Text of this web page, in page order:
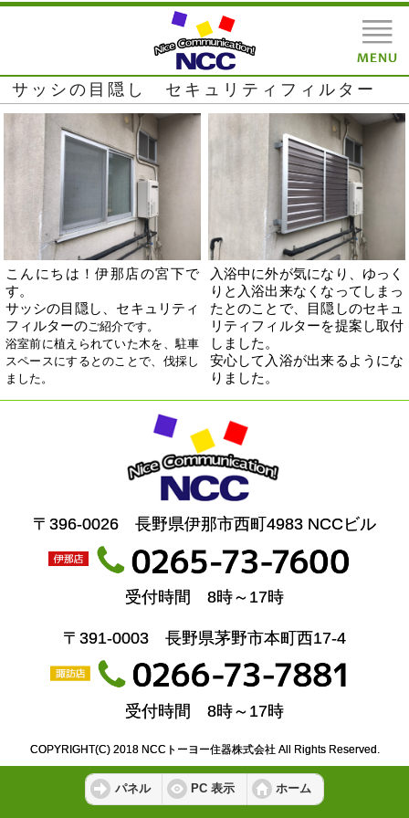
サッシの目隠し セキュリティフィルター
こんにちは！伊那店の宮下で
す。
サッシの目隠し、セキュリティ
フィルターのご紹介です。
浴室前に植えられていた木を、駐車
スペースにするとのことで、伐採し
ました。
入浴中に外が気になり、ゆっく
りと入浴出来なくなってしまっ
たとのことで、目隠しのセキュ
リティフィルターを提案し取付
しました。
安心して入浴が出来るようにな
りました。
〒396-0026 長野県伊那市西町4983 NCCビル
受付時間 8時～17時
〒391-0003 長野県茅野市本町西17-4
受付時間 8時～17時
COPYRIGHT(C) 2018 NCCトーヨー住器株式会社 All Rights Reserved.
パネル PC 表示 ホーム